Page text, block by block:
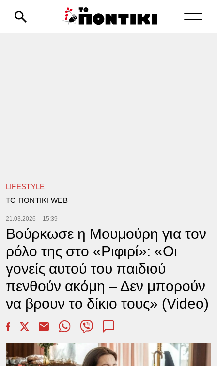
LIFESTYLE
TΟ ΠΟΝΤΙΚΙ WEB
21.03.2026 15:39
Βούρκωσε η Μουμούρη για τον
ρόλο της στο «Ριφιρί»: «Οι
γονείς αυτού του παιδιού
πενθούν ακόμη – Δεν μπορούν
να βρουν το δίκιο τους» (Video)